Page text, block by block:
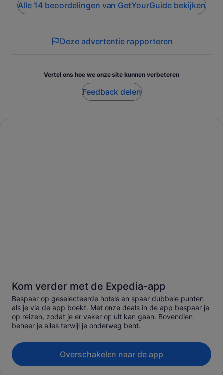
Alle 14 beoordelingen van GetYourGuide bekijken
Deze advertentie rapporteren
Vertel ons hoe we onze site kunnen verbeteren
Feedback delen
Kom verder met de Expedia-app
Bespaar op geselecteerde hotels en spaar dubbele punten
als je via de app boekt. Met onze deals in de app bespaar je
op reizen, zodat je er vaker op uit kan gaan. Bovendien
beheer je alles terwijl je onderweg bent.
Overschakelen naar de app